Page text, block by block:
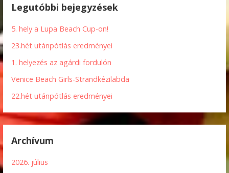
Legutóbbi bejegyzések
5. hely a Lupa Beach Cup-on!
23.hét utánpótlás eredményei
1. helyezés az agárdi fordulón
Venice Beach Girls-Strandkézilabda
22.hét utánpótlás eredményei
Archívum
2026. július